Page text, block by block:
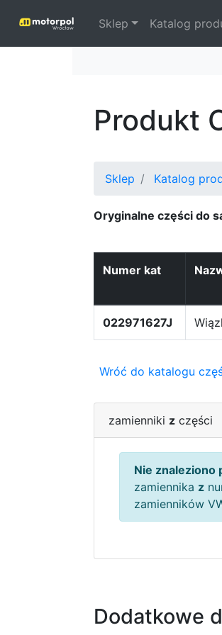
Sklep Katalog
Produkt
Sklep Katalog
Oryginalne części do
Numer kat
022971627J
Wróć do katalogu
zamienniki z części
Nie znaleziono
zamiennika z
zamienników
Dodatkowe